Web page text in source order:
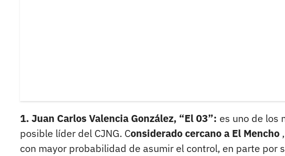
1. Juan Carlos Valencia González, “El 03”: es uno de los
posible líder del CJNG. Considerado cercano a El Mencho
con mayor probabilidad de asumir el control, en parte por